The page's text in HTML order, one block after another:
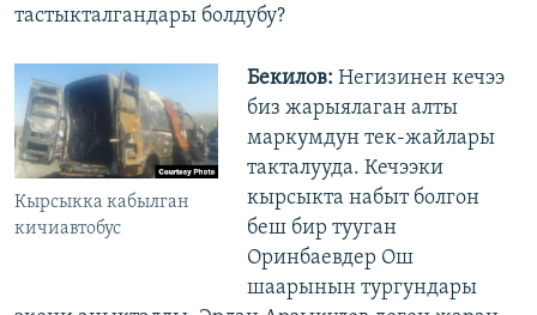
тастыкталгандары болдубу?
Кырсыкка кабылган
кичиавтобус
Бекилов: Негизинен кечээ
биз жарыялаган алты
маркумдун тек-жайлары
такталууда. Кечээки
кырсыкта набыт болгон
беш бир тууган
Оринбаевдер Ош
шаарынын тургундары